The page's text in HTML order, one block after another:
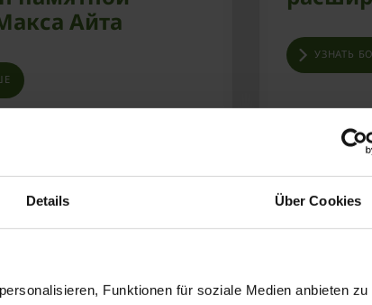
Details Über Cookies
Funktionen für soziale Medien anbieten zu
Айта
УЗНАТЬ